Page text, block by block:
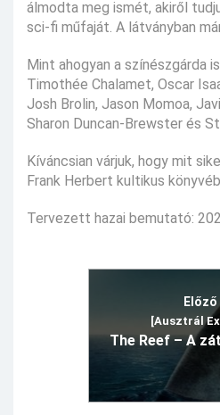
álmodta meg ismét, akiről
sci-fi műfaját. A látványban
Mint ahogyan a színészgárda
Timothée Chalamet, Oscar
Josh Brolin, Jason Momoa,
Sharon Duncan-Brewster és
Kíváncsian várjuk, hogy mit
Frank Herbert kultikus
Tervezett hazai bemutató:
Előző
[Ausztrál
The Reef – A